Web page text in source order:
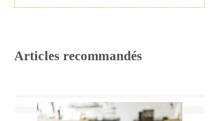
Articles recommandés